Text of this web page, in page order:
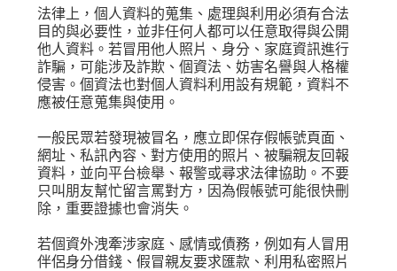
法律上，個人資料的蒐集、處理與利用必須有合法
目的與必要性，並非任何人都可以任意取得與公開
他人資料。若冒用他人照片、身分、家庭資訊進行
詐騙，可能涉及詐欺、個資法、妨害名譽與人格權
侵害。個資法也對個人資料利用設有規範，資料不
應被任意蒐集與使用。
一般民眾若發現被冒名，應立即保存假帳號頁面、
網址、私訊內容、對方使用的照片、被騙親友回報
資料，並向平台檢舉、報警或尋求法律協助。不要
只叫朋友幫忙留言罵對方，因為假帳號可能很快刪
除，重要證據也會消失。
若個資外洩牽涉家庭、感情或債務，例如有人冒用
伴侶身分借錢、假冒親友要求匯款、利用私密照片